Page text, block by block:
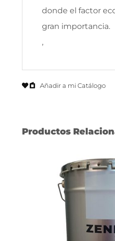
donde el factor
gran importancia.
,
Añadir a mi Catálogo
Productos